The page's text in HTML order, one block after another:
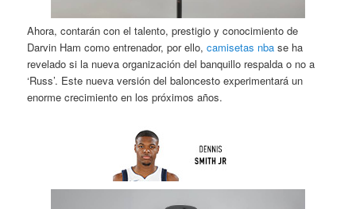
Ahora, contarán con el talento, prestigio y conocimiento de
Darvin Ham como entrenador, por ello,camisetas nba se ha
revelado si la nueva organización del banquillo respalda o no a
‘Russ’. Este nueva versión del baloncesto experimentará un
enorme crecimiento en los próximos años.